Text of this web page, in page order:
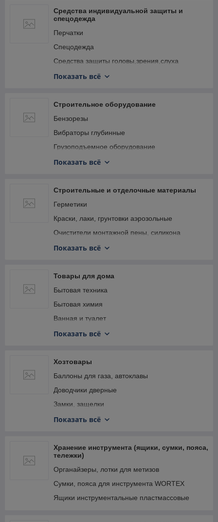
Клеммы заземления
сварки (MIG/MAG/FLUX)
Принадлежности для ручной сварки покрытым
электродом (TIG)
Принадлежности для сварки прочие
Проволока сварочная FLUX
Проволока сварочная для сварки
Редукторы сварочные
Рукав кислородный
Средства индивидуальной защиты и
спецодежда
Перчатки
Спецодежда
Средства защиты головы,зрения,слуха
Средства защиты органов дыхания
Показать всё
Строительное оборудование
Бензорезы
Вибраторы глубинные
Грузоподъемное оборудование
Лестницы, стремянки, леса, подмости,
Показать всё
Строительные и отделочные материалы
Герметики
Краски, лаки, грунтовки аэрозольные
Очистители монтажной пены, силикона
Пена монтажная
Пленка, укрывной материал
Сетка
Уплотнитель
Показать всё
Товары для дома
Бытовая техника
Бытовая химия
Ванная и туалет
Домашнее хозяйство и организация
Одноразовая посуда и бумажные пакеты
Посуда для готовки
Посуда для питья
Сад и огород
Спорт, развлечения, отдых
Столовая посуда
Столовые приборы, ножи кухонные
Товары для бани
Товары для туризма
Товары для уборки
Показать всё
Хозтовары
Баллоны для газа, автоклавы
Доводчики дверные
Замки, защелки
Изолента, скотч, ленты
Прочие хозтовары
Стрейчпленка
Термометры, метеостанции
Показать всё
Хранение инструмента (ящики, сумки, пояса,
тележки)
Органайзеры, лотки для метизов
Сумки, пояса для инструмента WORTEX
Ящики инструментальные пластмассовые